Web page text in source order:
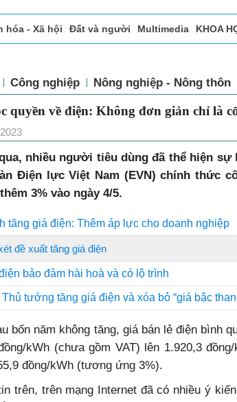
hóa - Xã hội Đất và người Multimedia KHOA
Công nghiệp Nông nghiệp - Nông thôn
quyền về điện: Không đơn giản
nhiều người tiêu dùng đã thể hiện
Điện lực Việt Nam (EVN) chính thức
tăng giá điện: Thêm áp lực cho doanh nghiệp
đề xuất tăng giá điện
bảo đảm hài hoà và có lộ trình
bốn năm không tăng, giá bán lẻ điện bình
kWh (chưa gồm VAT) lên 1.920,3
đồng/kWh (tương ứng 3%).